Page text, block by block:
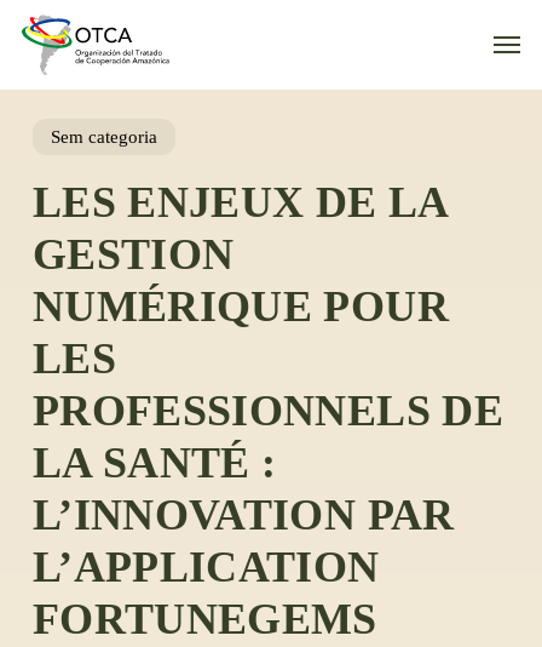
content
Menu
Sem categoria
LES ENJEUX DE LA
GESTION
NUMÉRIQUE POUR
LES
PROFESSIONNELS DE
LA SANTÉ :
L’INNOVATION PAR
L’APPLICATION
FORTUNEGEMS